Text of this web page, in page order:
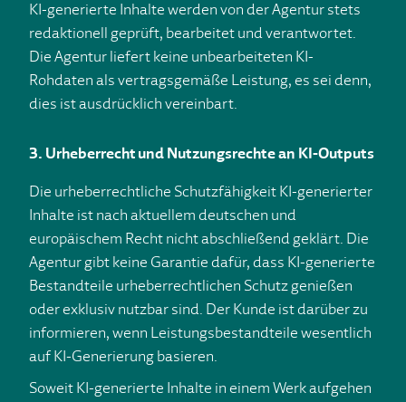
KI-generierte Inhalte werden von der Agentur stets
redaktionell geprüft, bearbeitet und verantwortet.
Die Agentur liefert keine unbearbeiteten KI-
Rohdaten als vertragsgemäße Leistung, es sei denn,
dies ist ausdrücklich vereinbart.
3. Urheberrecht und Nutzungsrechte an KI-Outputs
Die urheberrechtliche Schutzfähigkeit KI-generierter
Inhalte ist nach aktuellem deutschen und
europäischem Recht nicht abschließend geklärt. Die
Agentur gibt keine Garantie dafür, dass KI-generierte
Bestandteile urheberrechtlichen Schutz genießen
oder exklusiv nutzbar sind. Der Kunde ist darüber zu
informieren, wenn Leistungsbestandteile wesentlich
auf KI-Generierung basieren.
Soweit KI-generierte Inhalte in einem Werk aufgehen